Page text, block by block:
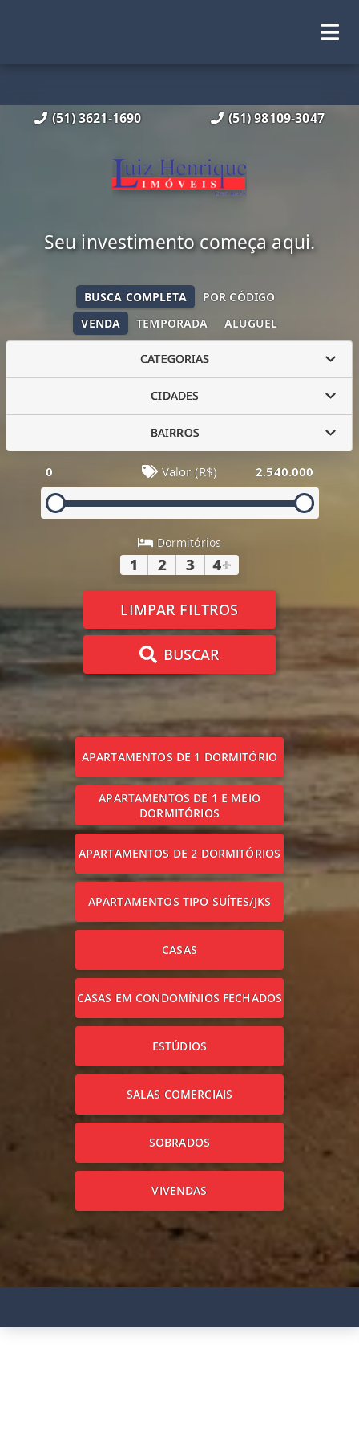
(51) 3621-1690 (51) 98109-3047
Seu investimento começa aqui.
VENDA TEMPORADA ALUGUEL
BUSCA COMPLETA POR CÓDIGO
CATEGORIAS
CIDADES
BAIRROS
0 Valor (R$) 2.540.000
Dormitórios
1 2 3 4+
LIMPAR FILTROS
BUSCAR
APARTAMENTOS DE 1 DORMITÓRIO
APARTAMENTOS DE 1 E MEIO
DORMITÓRIOS
APARTAMENTOS DE 2 DORMITÓRIOS
APARTAMENTOS TIPO SUÍTES/JKS
CASAS
CASAS EM CONDOMÍNIOS FECHADOS
ESTÚDIOS
SALAS COMERCIAIS
SOBRADOS
VIVENDAS